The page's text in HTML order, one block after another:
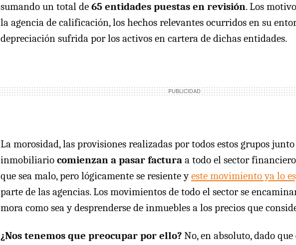
sumando un total de 65 entidades puestas en revisión. Los
la agencia de calificación, los hechos relevantes ocurridos en su
depreciación sufrida por los activos en cartera de dichas entidades.
La morosidad, las provisiones realizadas por todos estos grupos
inmobiliario comienzan a pasar factura a todo el sector
que sea malo, pero lógicamente se resiente yeste movimiento ya lo
parte de las agencias. Los movimientos de todo el sector se
mora como sea y desprenderse de inmuebles a los precios que
¿Nos tenemos que preocupar por ello? No, en absoluto, dado que